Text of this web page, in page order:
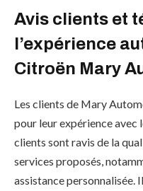
Avis clients et
l’expérience
Citroën Mary
Les clients de Mary
pour leur expérience avec
clients sont ravis de la
services proposés,
assistance personnalisée.